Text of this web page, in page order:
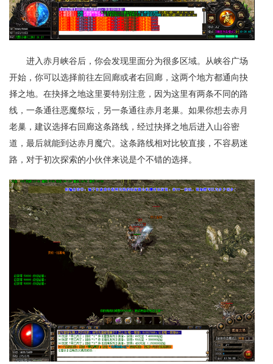
进入赤月峡谷后，你会发现里面分为很多区域。从峡谷广场
开始，你可以选择前往左回廊或者右回廊，这两个地方都通向抉
择之地。在抉择之地这里要特别注意，因为这里有两条不同的路
线，一条通往恶魔祭坛，另一条通往赤月老巢。如果你想去赤月
老巢，建议选择右回廊这条路线，经过抉择之地后进入山谷密
道，最后就能到达赤月魔穴。这条路线相对比较直接，不容易迷
路，对于初次探索的小伙伴来说是个不错的选择。